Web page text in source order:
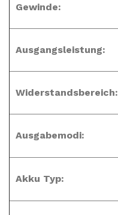
Gewinde:
Ausgangsleistung:
Widerstandsbereich:
Ausgabemodi:
Akku Typ: